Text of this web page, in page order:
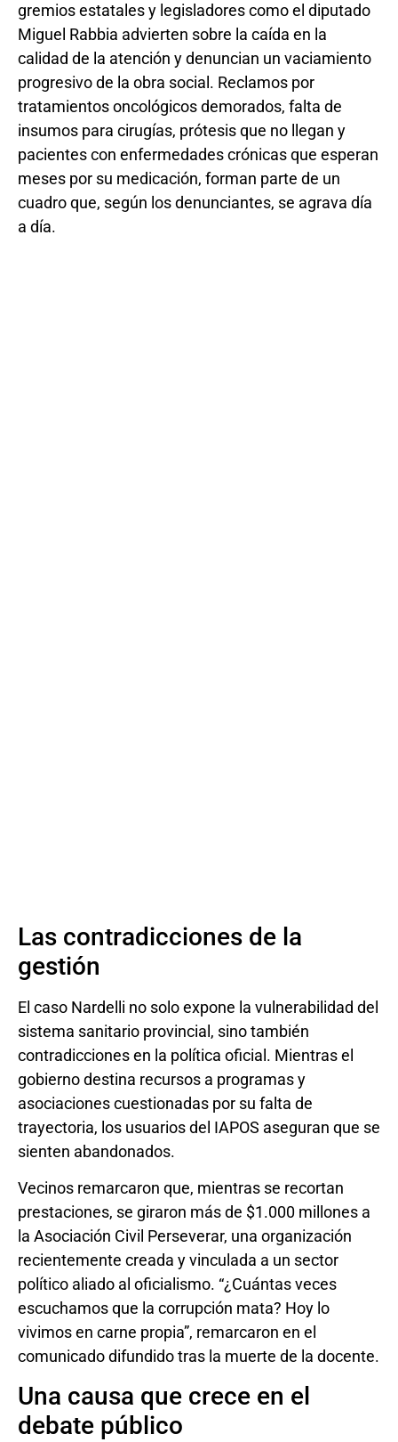
gremios estatales y legisladores como el diputado
Miguel Rabbia advierten sobre la caída en la
calidad de la atención y denuncian un vaciamiento
progresivo de la obra social. Reclamos por
tratamientos oncológicos demorados, falta de
insumos para cirugías, prótesis que no llegan y
pacientes con enfermedades crónicas que esperan
meses por su medicación, forman parte de un
cuadro que, según los denunciantes, se agrava día
a día.
Las contradicciones de la
gestión
El caso Nardelli no solo expone la vulnerabilidad del
sistema sanitario provincial, sino también
contradicciones en la política oficial. Mientras el
gobierno destina recursos a programas y
asociaciones cuestionadas por su falta de
trayectoria, los usuarios del IAPOS aseguran que se
sienten abandonados.
Vecinos remarcaron que, mientras se recortan
prestaciones, se giraron más de $1.000 millones a
la Asociación Civil Perseverar, una organización
recientemente creada y vinculada a un sector
político aliado al oficialismo. “¿Cuántas veces
escuchamos que la corrupción mata? Hoy lo
vivimos en carne propia”, remarcaron en el
comunicado difundido tras la muerte de la docente.
Una causa que crece en el
debate público